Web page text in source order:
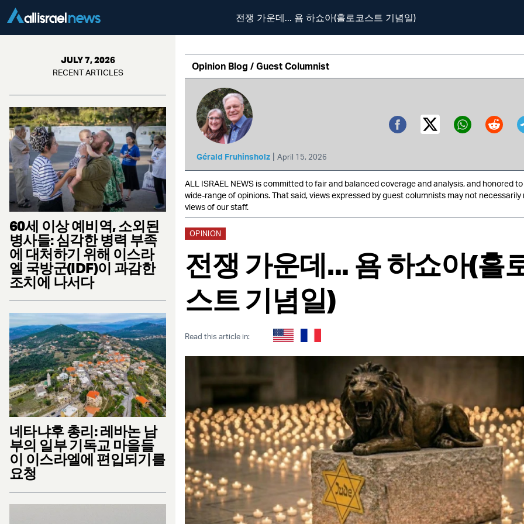
전쟁 가운데... 욤 하쇼아(홀로코스트 기념일)
JULY 7, 2026
RECENT ARTICLES
60세 이상 예비역, 소외된
병사들: 심각한 병력 부족
에 대처하기 위해 이스라
엘 국방군(IDF)이 과감한
조치에 나서다
네타냐후 총리: 레바논 남
부의 일부 기독교 마을들
이 이스라엘에 편입되기를
요청
Opinion Blog / Guest Columnist
Gérald Fruhinsholz | April 15, 2026
Facebook
Twitter (X)
ALL ISRAEL NEWS is committed to fair and balanced coverage and analysis, and honored
wide-range of opinions. That said, views expressed by guest columnists may not
views of our staff.
OPINION
전쟁 가운데... 욤 하쇼아(홀
스트 기념일)
Read this article in: